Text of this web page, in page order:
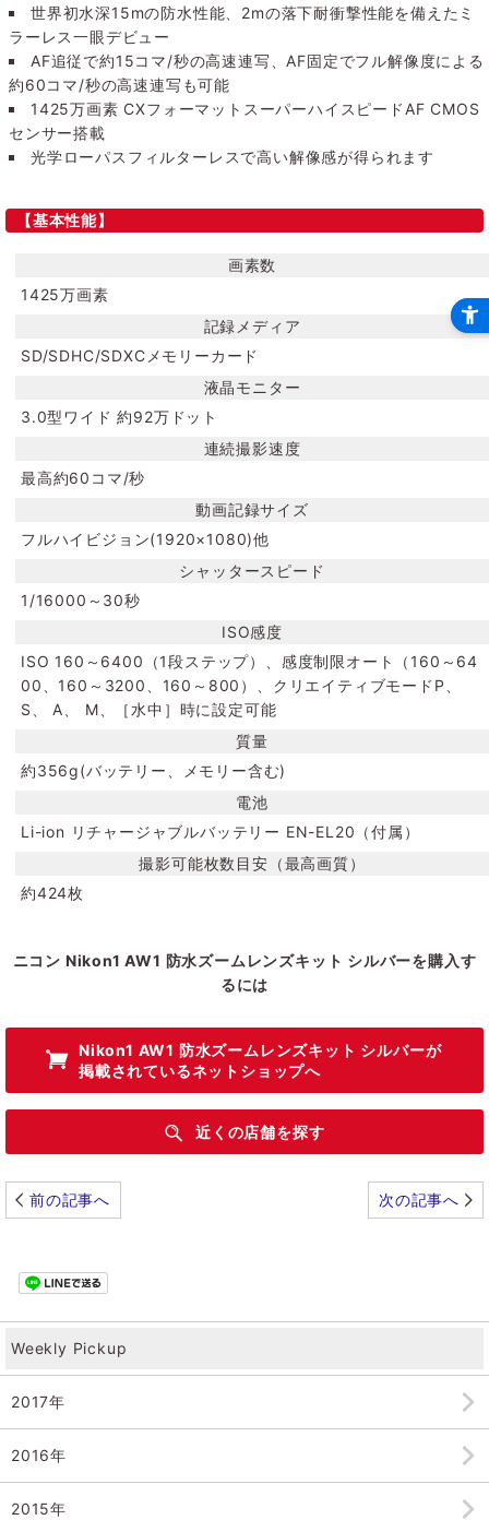
世界初水深15mの防水性能、2mの落下耐衝撃性能を備えたミ
ラーレス一眼デビュー
AF追従で約15コマ/秒の高速連写、AF固定でフル解像度による
約60コマ/秒の高速連写も可能
1425万画素 CXフォーマットスーパーハイスピードAF CMOS
センサー搭載
光学ローパスフィルターレスで高い解像感が得られます
【基本性能】
画素数
1425万画素
記録メディア
SD/SDHC/SDXCメモリーカード
液晶モニター
3.0型ワイド 約92万ドット
連続撮影速度
最高約60コマ/秒
動画記録サイズ
フルハイビジョン(1920×1080)他
シャッタースピード
1/16000～30秒
ISO感度
ISO 160～6400（1段ステップ）、感度制限オート（160～64
00、160～3200、160～800）、クリエイティブモードP、
S、 A、 M、［水中］時に設定可能
質量
約356g(バッテリー、メモリー含む)
電池
Li-ion リチャージャブルバッテリー EN-EL20（付属）
撮影可能枚数目安（最高画質）
約424枚
ニコン Nikon1 AW1 防水ズームレンズキット シルバーを購入す
るには
Nikon1 AW1 防水ズームレンズキット シルバーが
掲載されているネットショップへ
近くの店舗を探す
前の記事へ 次の記事へ
Weekly Pickup
2017年
2016年
2015年